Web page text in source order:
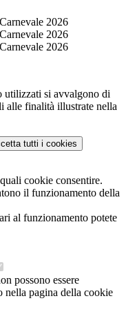
utilizzati si avvalgono di
alle finalità illustrate nella
tutti i cookies
cookie consentire.
il funzionamento della
al funzionamento potete
possono essere
nella pagina della cookie